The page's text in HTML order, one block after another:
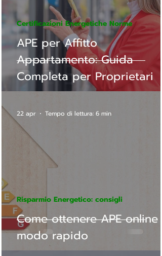
APE per Affitto
Appartamento: Guida
Completa per Proprietari
Certificazioni Energetiche Norme
Come ottenere APE online
modo rapido
Risparmio Energetico: consigli
22 apr Tempo di lettura: 6 min